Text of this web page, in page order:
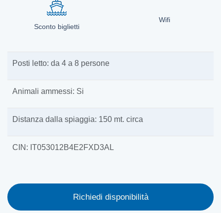
Sconto biglietti
Wifi
Posti letto: da 4 a 8 persone
Animali ammessi: Si
Distanza dalla spiaggia: 150 mt. circa
CIN: IT053012B4E2FXD3AL
Richiedi disponibilità